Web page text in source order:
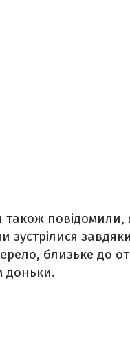
також
зустрілися
близьке до
доньки.